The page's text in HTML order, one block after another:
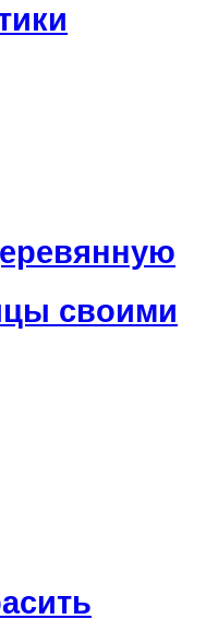
своими